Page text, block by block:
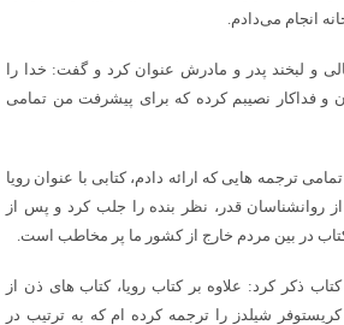
انجام می‌دادم.
و لبخند پدر و مادرش عنوان کرد و گفت: خدا را
و فداکار نصیبم کرده که برای پیشرفت من تمامی
ترجمه هایی که ارائه دادم، کتابی با عنوان رویا
روانشناسان قدر، نظر بنده را جلب کرد و پس از
در بین مردم خارج از کشور ما پر مخاطب است.
ذکر کرد: علاوه بر کتاب رویا، کتاب های ذن از
کریستوفر شیلدز را ترجمه کرده ام که به ترتیب در